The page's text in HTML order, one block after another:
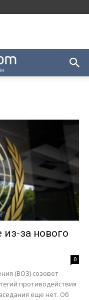
за нового
0
(ВОЗ) созовет
противодействия
еще нет. Об